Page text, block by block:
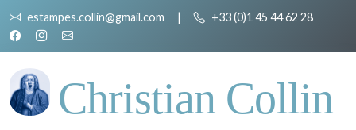
estampes.collin@gmail.com | +33 (0)1 45 44 62 28
Christian Collin